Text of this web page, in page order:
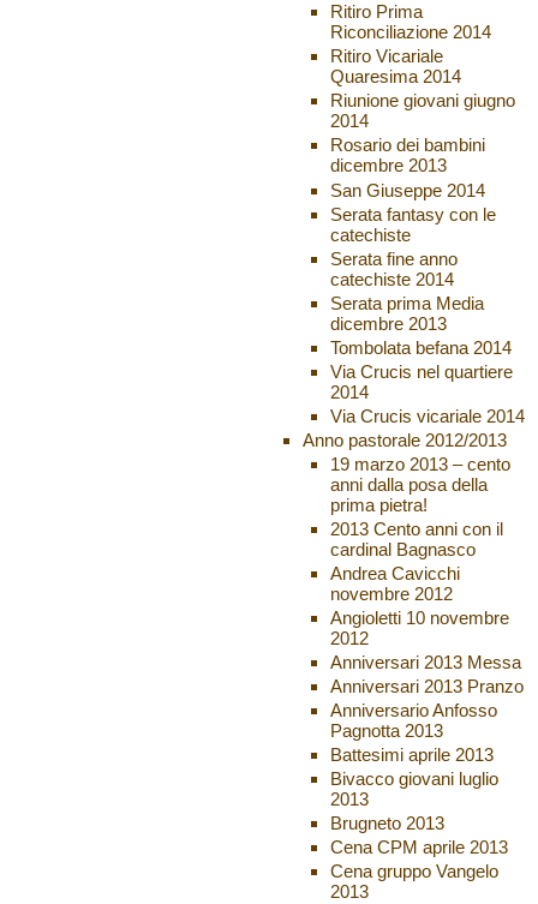
Ritiro Prima
Riconciliazione 2014
Ritiro Vicariale
Quaresima 2014
Riunione giovani giugno
2014
Rosario dei bambini
dicembre 2013
San Giuseppe 2014
Serata fantasy con le
catechiste
Serata fine anno
catechiste 2014
Serata prima Media
dicembre 2013
Tombolata befana 2014
Via Crucis nel quartiere
2014
Via Crucis vicariale 2014
Anno pastorale 2012/2013
19 marzo 2013 – cento
anni dalla posa della
prima pietra!
2013 Cento anni con il
cardinal Bagnasco
Andrea Cavicchi
novembre 2012
Angioletti 10 novembre
2012
Anniversari 2013 Messa
Anniversari 2013 Pranzo
Anniversario Anfosso
Pagnotta 2013
Battesimi aprile 2013
Bivacco giovani luglio
2013
Brugneto 2013
Cena CPM aprile 2013
Cena gruppo Vangelo
2013